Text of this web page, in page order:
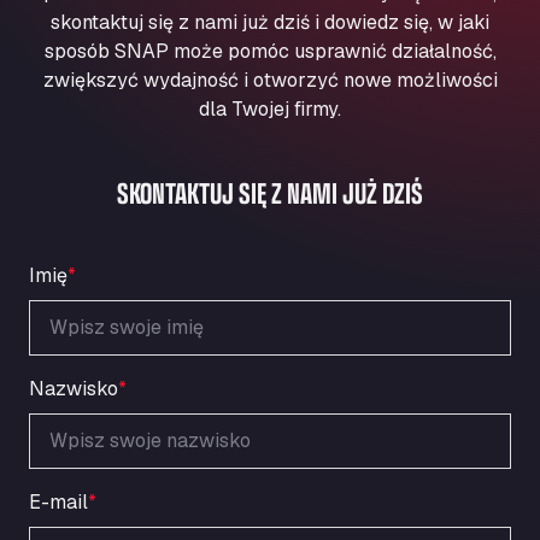
Aqua Ariva GmbH
Marie-Curie-Straße 24, 68219
Aral Autohof Bockel
An der Autobahn 1, 27404
Oppelner Str. 1, 31167
ARAL Autohof Merklingen
ARAL Autohof Preis
Schellweilerstraße 1, 66871
ARAL Tankstelle - XXL Truckwash.de
GmbH
Obernburger Str. 127, 63811
Ardleigh South Services
a120 westbound, CO77SL
Area 47 Hermanos Rico
skontaktuj się z nami już dziś i dowiedz się, w jaki
sposób SNAP może pomóc usprawnić działalność,
zwiększyć wydajność i otworzyć nowe możliwości
dla Twojej firmy.
SKONTAKTUJ SIĘ Z NAMI JUŻ DZIŚ
Imię*
Nazwisko*
E-mail*